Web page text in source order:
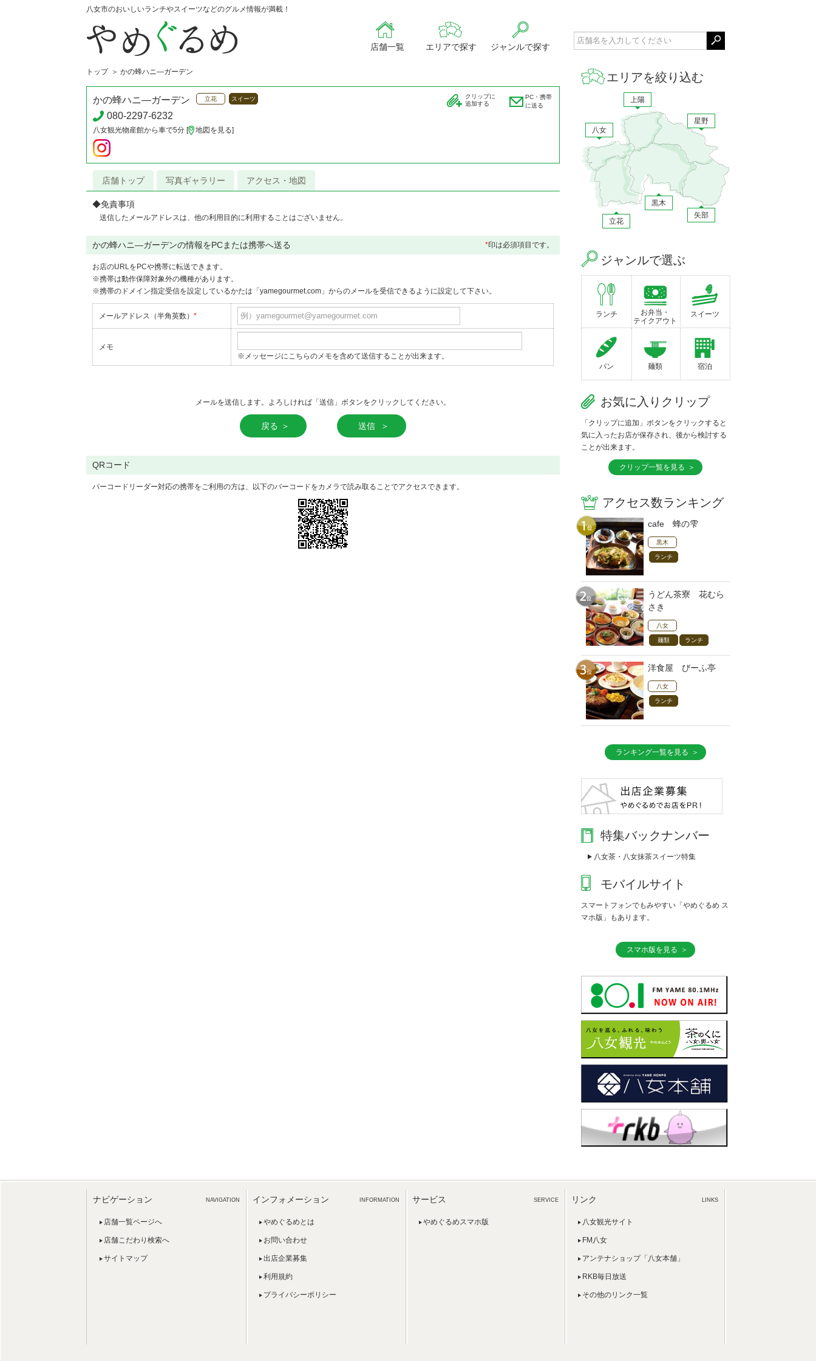
八女市のおいしいランチやスイーツなどのグルメ情報が満載！
店舗一覧 エリアで探す ジャンルで探す
トップ かの蜂ハニ―ガーデン
かの蜂ハニ―ガーデン 立花 スイーツ
080-2297-6232
八女観光物産館から車で5分 [ 地図を見る]
クリップに
追加する
PC・携帯
に送る
店舗トップ 写真ギャラリー アクセス・地図
◆免責事項
送信したメールアドレスは、他の利用目的に利用することはございません。
かの蜂ハニ―ガーデンの情報をPCまたは携帯へ送る *印は必須項目です。
お店のURLをPCや携帯に転送できます。
※携帯は動作保障対象外の機種があります。
※携帯のドメイン指定受信を設定しているかたは「yamegourmet.com」からのメールを受信できるように設定して下さい。
メールアドレス（半角英数） *
メモ
※メッセージにこちらのメモを含めて送信することが出来ます。
メールを送信します。よろしければ「送信」ボタンをクリックしてください。
戻る 送信
QRコード
バーコードリーダー対応の携帯をご利用の方は、以下のバーコードをカメラで読み取ることでアクセスできます。
エリアを絞り込む
八女
上陽
黒木
立花
星野
矢部
ジャンルで選ぶ
ランチ
お弁当・
テイクアウト
スイーツ
パン 麺類 宿泊
お気に入りクリップ
「クリップに追加」ボタンをクリックすると
気に入ったお店が保存され、後から検討する
ことが出来ます。
クリップ一覧を見る
アクセス数ランキング
cafe 蜂の雫
黒木
ランチ
うどん茶寮 花むら
さき
八女
麺類 ランチ
洋食屋 びーふ亭
八女
ランチ
ランキング一覧を見る
特集バックナンバー
八女茶・八女抹茶スイーツ特集
モバイルサイト
スマートフォンでもみやすい「やめぐるめ ス
マホ版」もあります。
スマホ版を見る
ナビゲーション NAVIGATION
店舗一覧ページへ
店舗こだわり検索へ
サイトマップ
インフォメーション INFORMATION
やめぐるめとは
お問い合わせ
出店企業募集
利用規約
プライバシーポリシー
サービス SERVICE
やめぐるめスマホ版
リンク LINKS
八女観光サイト
FM八女
アンテナショップ「八女本舗」
RKB毎日放送
その他のリンク一覧